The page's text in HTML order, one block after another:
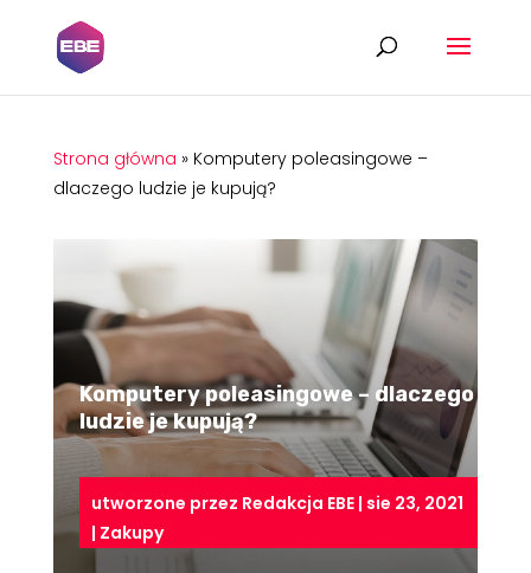
Strona główna » Komputery poleasingowe –
dlaczego ludzie je kupują?
Komputery poleasingowe – dlaczego
ludzie je kupują?
utworzone przez Redakcja EBE | sie 23, 2021
| Zakupy